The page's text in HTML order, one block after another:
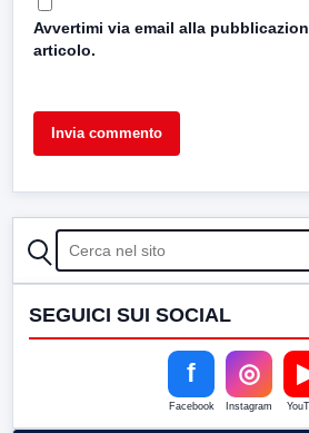
Avvertimi via email alla
articolo.
CERCA
SEGUICI SUI SOCIAL
f
Facebook
◎
Instagram